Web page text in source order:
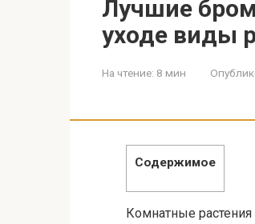
Лучшие
уходе виды
На чтение: 8 мин
Содержимое
Комнатные